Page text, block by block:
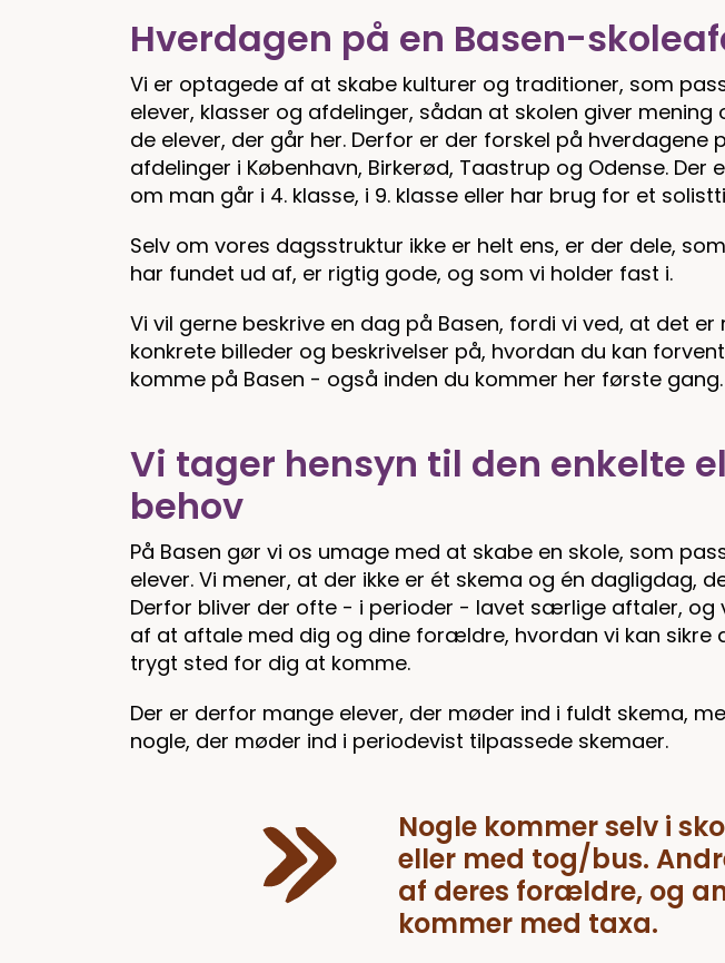
Hverdagen på en Basen-
Vi er optagede af at skabe kulturer og traditioner, som
elever, klasser og afdelinger, sådan at skolen giver mening
de elever, der går her. Derfor er der forskel på hverdagene
afdelinger i København, Birkerød, Taastrup og Odense. Der
om man går i 4. klasse, i 9. klasse eller har brug for et
Selv om vores dagsstruktur ikke er helt ens, er der dele,
har fundet ud af, er rigtig gode, og som vi holder fast i.
Vi vil gerne beskrive en dag på Basen, fordi vi ved, at det
konkrete billeder og beskrivelser på, hvordan du kan
komme på Basen - også inden du kommer her første gang.
Vi tager hensyn til den enkelte
behov
På Basen gør vi os umage med at skabe en skole, som
elever. Vi mener, at der ikke er ét skema og én dagligdag,
Derfor bliver der ofte - i perioder - lavet særlige aftaler, og
af at aftale med dig og dine forældre, hvordan vi kan sikre
trygt sted for dig at komme.
Der er derfor mange elever, der møder ind i fuldt skema,
nogle, der møder ind i periodevist tilpassede skemaer.
Nogle kommer selv i
eller med tog/bus.
af deres forældre, og
kommer med taxa.